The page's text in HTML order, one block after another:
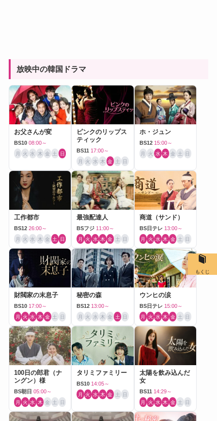
放映中の韓国ドラマ
お父さんが変
BS10 08:00～
月 火 水 木 金 土 日
ピンクのリップス
ティック
BS11 17:00～
月 火 水 木 金 土 日
ホ・ジュン
BS12 15:00～
月 火 水 木 金 土 日
工作都市
BS12 26:00～
月 火 水 木 金 土 日
最強配達人
BSフジ 11:00～
月 火 水 木 金 土 日
商道（サンド）
BS日テレ 13:00～
月 火 水 木 金 土 日
財閥家の末息子
BS10 17:00～
月 火 水 木 金 土 日
秘密の森
BS12 13:00～
月 火 水 木 金 土 日
ウンヒの涙
BS日テレ 15:00～
月 火 水 木 金 土 日
100日の郎君（ナ
ングン）様
BS朝日 05:00～
月 火 水 木 金 土 日
タリミファミリー
BS10 14:05～
月 火 水 木 金 土 日
太陽を飲み込んだ
女
BS11 14:29～
月 火 水 木 金 土 日
もくじ